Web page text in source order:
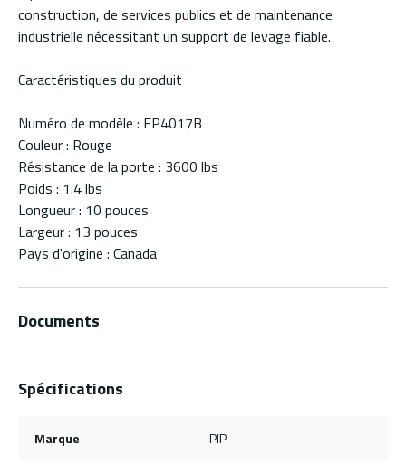
construction, de services publics et de maintenance
industrielle nécessitant un support de levage fiable.
Caractéristiques du produit
Numéro de modèle : FP4017B
Couleur : Rouge
Résistance de la porte : 3600 lbs
Poids : 1.4 lbs
Longueur : 10 pouces
Largeur : 13 pouces
Pays d'origine : Canada
Documents
Spécifications
Marque PIP